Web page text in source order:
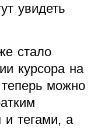
увидеть
стало
курсора на
можно
и тегами, а